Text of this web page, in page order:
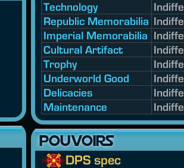
Technology
Republic Memorabilia
Imperial Memorabilia
Cultural Artifact
Trophy
Underworld Good
Delicacies
Maintenance
POUVOIRS
DPS spec